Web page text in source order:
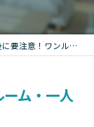
ム・一人暮らしのカビ対策完全ガイド
ム・一人